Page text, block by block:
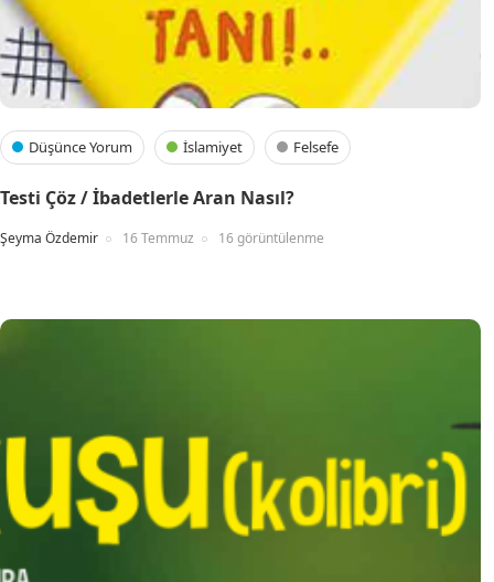
Düşünce Yorum İslamiyet Felsefe
Testi Çöz / İbadetlerle Aran Nasıl?
Şeyma Özdemir 16 Temmuz 16 görüntülenme